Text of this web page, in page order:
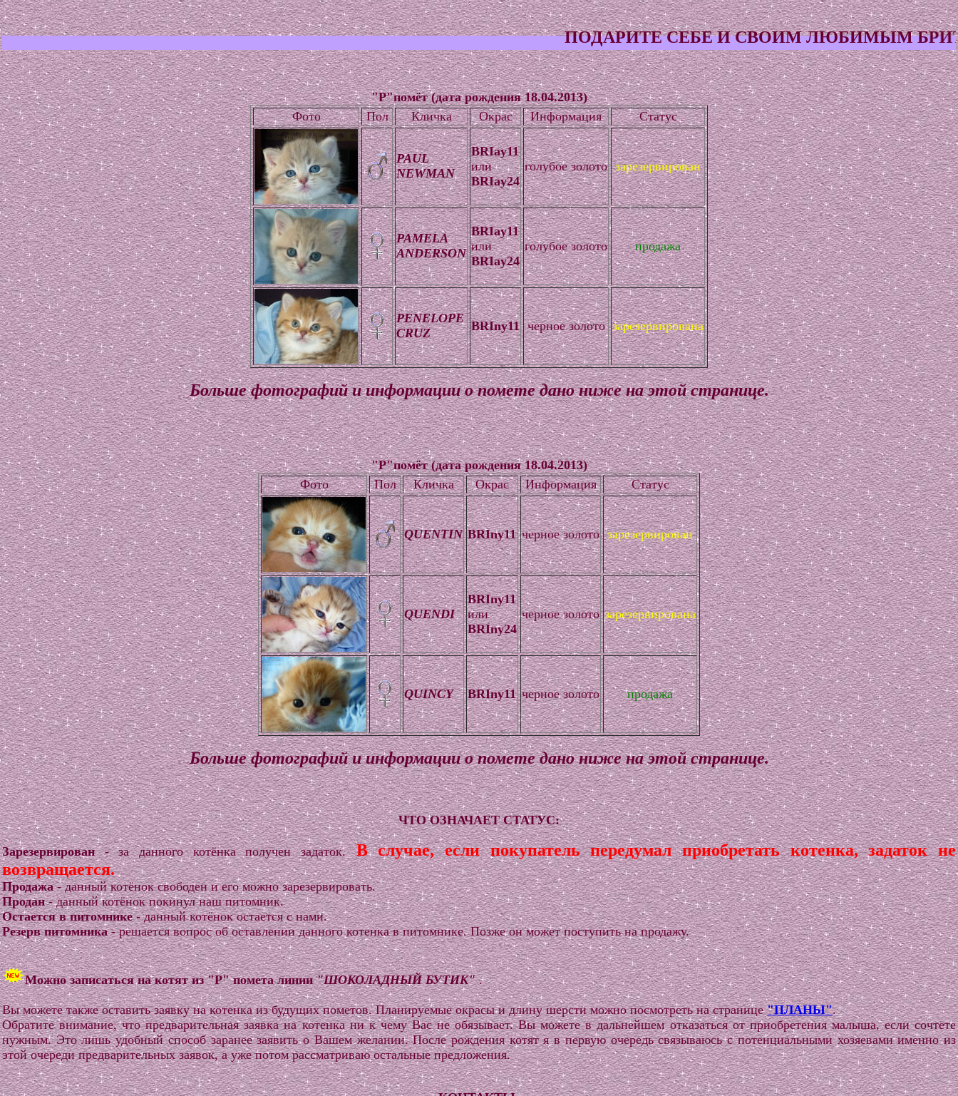
ПОДАРИТЕ СЕБЕ И СВОИМ ЛЮБИМЫМ БРИТАНСКОГО
"P"помёт (дата рождения 18.04.2013)
Фото
Пол Кличка Окрас Информация Статус
PAUL
NEWMAN
BRIay11
или
BRIay24
голубое золото зарезервирован
PAMELA
ANDERSON
BRIay11
или
BRIay24
голубое золото продажа
PENELOPE
CRUZ
BRIny11 черное золото зарезервирована
Больше фотографий и информации о помете дано ниже на этой странице.
"P"помёт (дата рождения 18.04.2013)
Фото
Пол Кличка Окрас Информация Статус
QUENTIN BRIny11 черное золото зарезервирован
QUENDI
BRIny11
или
BRIny24
черное золото зарезервирована
QUINCY BRIny11 черное золото продажа
Больше фотографий и информации о помете дано ниже на этой странице.
ЧТО ОЗНАЧАЕТ СТАТУС:
Зарезервирован- за данного котёнка получен задаток.
В случае, если покупатель передумал приобретать котенка, задаток не
возвращается.
Продажа- данный котёнок свободен и его можно зарезервировать.
Продан- данный котёнок покинул наш питомник.
Остается в питомнике- данный котёнок остается с нами.
Резерв питомника- решается вопрос об оставлении данного котенка в питомнике. Позже он может поступить на продажу.
Можно записаться на котят из "P" помета линии"ШОКОЛАДНЫЙ БУТИК" .
Вы можете также оставить заявку на котенка из будущих пометов. Планируемые окрасы и длину шерсти можно посмотреть на странице"ПЛАНЫ".
Обратите внимание, что предварительная заявка на котенка ни к чему Вас не обязывает. Вы можете в дальнейшем отказаться от приобретения малыша, если сочтете
нужным. Это лишь удобный способ заранее заявить о Вашем желании. После рождения котят я в первую очередь связываюсь с потенциальными хозяевами именно из
этой очереди предварительных заявок, а уже потом рассматриваю остальные предложения.